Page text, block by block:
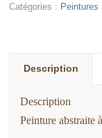
Catégories : Peintures
Description
Description
Peinture abstraite